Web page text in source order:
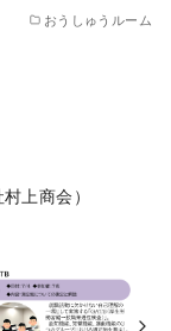
おうしゅうルーム
上商会）